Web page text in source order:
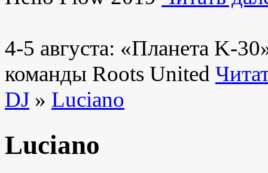
4-5 августа: «Планета K-
команды Roots United
DJ » Luciano
Luciano